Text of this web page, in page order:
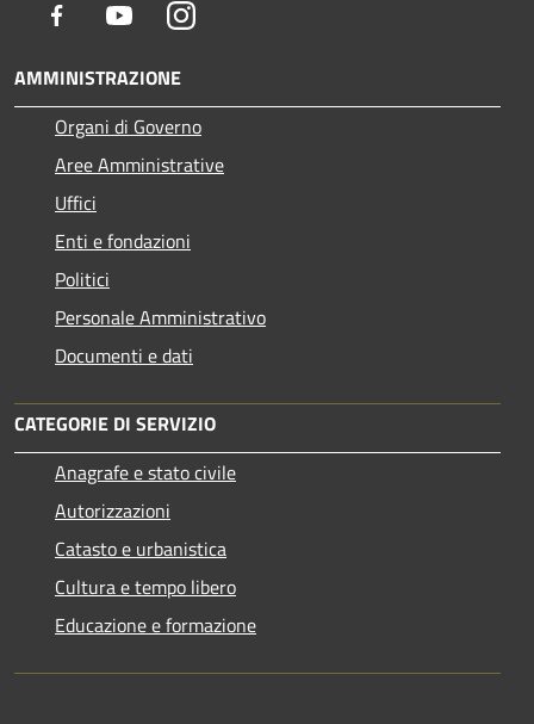
Facebook YoutubeInstagram
AMMINISTRAZIONE
Organi di Governo
Aree Amministrative
Uffici
Enti e fondazioni
Politici
Personale Amministrativo
Documenti e dati
CATEGORIE DI SERVIZIO
Anagrafe e stato civile
Autorizzazioni
Catasto e urbanistica
Cultura e tempo libero
Educazione e formazione